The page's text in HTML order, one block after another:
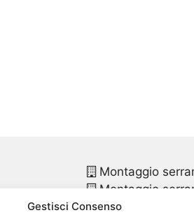
Gestisci Consenso
Montaggio
Montaggio
Montaggio